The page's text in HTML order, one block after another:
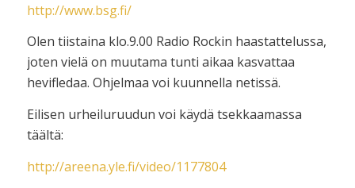
http://www.bsg.fi/
Olen tiistaina klo.9.00 Radio Rockin haastattelussa,
joten vielä on muutama tunti aikaa kasvattaa
hevifledaa. Ohjelmaa voi kuunnella netissä.
Eilisen urheiluruudun voi käydä tsekkaamassa
täältä:
http://areena.yle.fi/video/1177804